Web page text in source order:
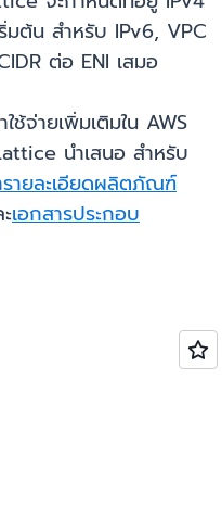
มต้น สำหรับ IPv6, VPC
ต่อ ENI เสมอ
ช้จ่ายเพิ่มเติมใน AWS
นำเสนอ สำหรับ
ายละเอียดผลิตภัณฑ์
เอกสารประกอบ